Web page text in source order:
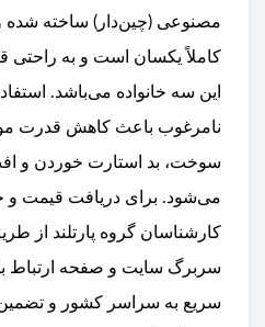
مصنوعی (چین‌دار) ساخته
کاملاً یکسان است و به راحتی
این سه خانواده می‌باشد.
نامرغوب باعث کاهش قدرت
سوخت، بد استارت خوردن و
می‌شود. برای دریافت قیمت و
کارشناسان گروه پارتلند از
سربرگ سایت و صفحه ارتباط
سریع به سراسر کشور و تضمین